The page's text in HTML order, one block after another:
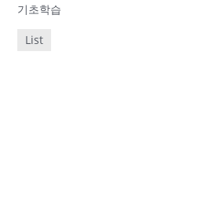
기초학습
List